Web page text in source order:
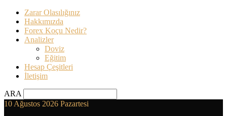
Zarar Olasılığınız
Hakkımızda
Forex Koçu Nedir?
Analizler
Doviz
Eğitim
Hesap Çeşitleri
İletişim
ARA
10 Ağustos 2026 Pazartesi